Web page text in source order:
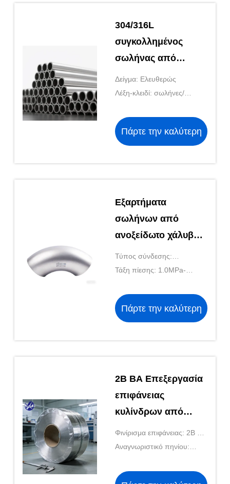
304/316L
συγκολλημένος
σωλήνας από
ανοξείδωτο χάλυβα
για τη μεταφορά
βιομηχανικού
χάλυβα με φορτηγό
Δείγμα: Ελευθερώς
Λέξη-κλειδί: σωλήνες/
χάλυβα
Πάρτε την καλύτερη
Εξαρτήματα
σωλήνων από
ανοξείδωτο χάλυβα
45 μοιρών
Τύπος σύνδεσης:
Συναρμολόγημα οπίσθους
Τάξη πίεσης: 1.0MPa-
Πάρτε την καλύτερη
2Β ΒΑ Επεξεργασία
επιφάνειας
κυλίνδρων από
χάλυβα σε μορφή
κυλίνδρων
βιομηχανικές
Φινίρισμα επιφάνειας: 2Β ΒΑ
2ΒΑ
Αναγνωριστικό πηνίου: